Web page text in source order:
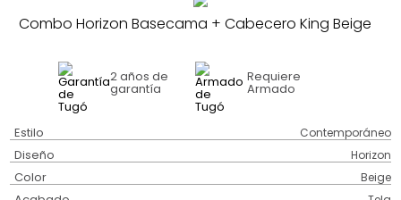
Combo Horizon Basecama + Cabecero King Beige
2 años de
garantía
Requiere
Armado
Estilo Contemporáneo
Diseño Horizon
Color Beige